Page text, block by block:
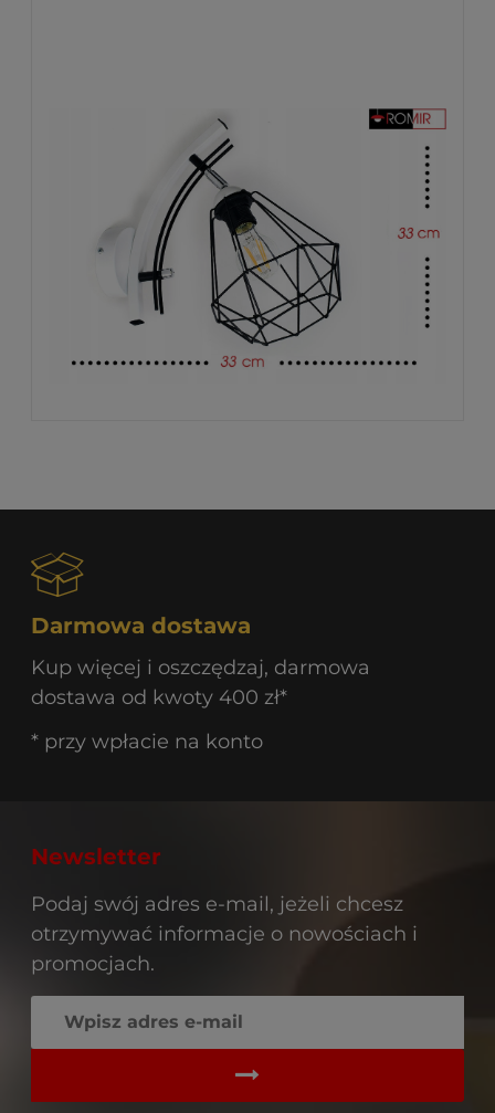
Darmowa dostawa
Kup więcej i oszczędzaj, darmowa
dostawa od kwoty 400 zł*
* przy wpłacie na konto
Newsletter
Podaj swój adres e-mail, jeżeli chcesz
otrzymywać informacje o nowościach i
promocjach.